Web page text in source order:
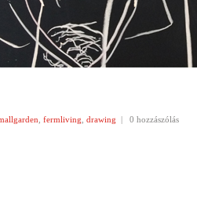
fermliving drawing | 0 hozzászólás